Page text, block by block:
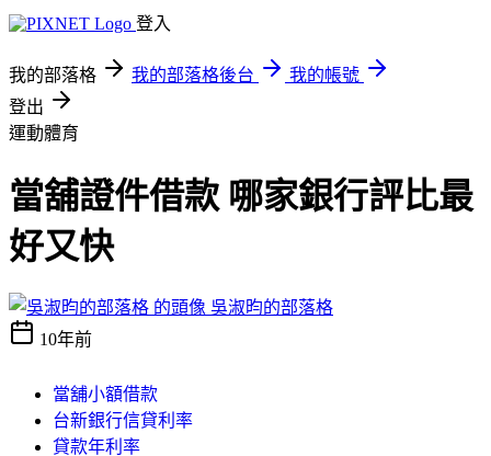
登入
我的部落格 我的部落格後台
我的帳號
登出
運動體育
當舖證件借款 哪家銀行評比最
好又快
吳淑昀的部落格
10年前
當舖小額借款
台新銀行信貸利率
貸款年利率